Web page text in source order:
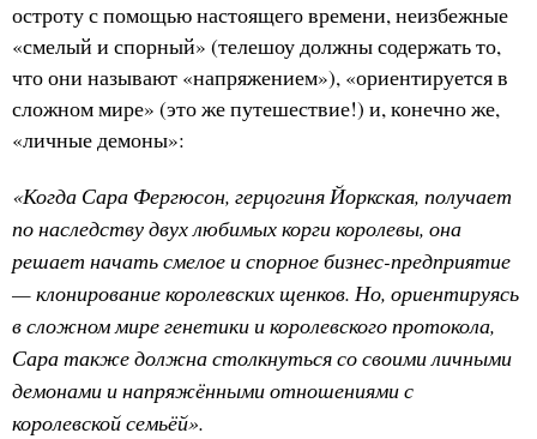
остроту с помощью настоящего времени, неизбежные
«смелый и спорный» (телешоу должны содержать то,
что они называют «напряжением»), «ориентируется в
сложном мире» (это же путешествие!) и, конечно же,
«личные демоны»:
«Когда Сара Фергюсон, герцогиня Йоркская, получает
по наследству двух любимых корги королевы, она
решает начать смелое и спорное бизнес-предприятие
— клонирование королевских щенков. Но, ориентируясь
в сложном мире генетики и королевского протокола,
Сара также должна столкнуться со своими личными
демонами и напряжёнными отношениями с
королевской семьёй».